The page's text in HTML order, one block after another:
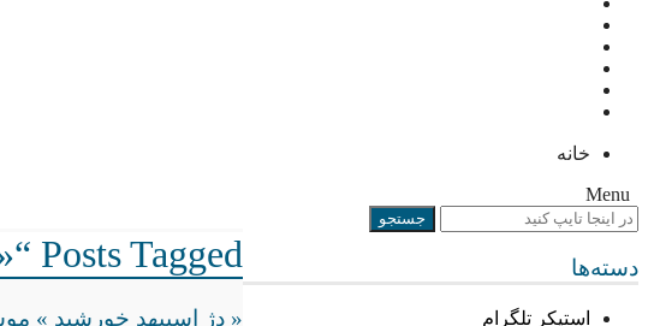
خانه
Menu
دسته‌ها
استیکر تلگرام
Posts Tagged “« خورشید”
« دژ اسپبهد خورشید »